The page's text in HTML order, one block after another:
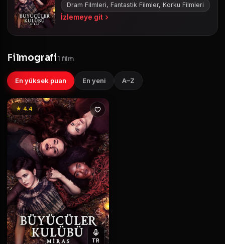
Dram Filmleri, Fantastik Filmler, Korku Filmleri
İzlemeye git
Filmografi1 film
En yüksek puan En yeni A–Z
★ 4.4
TR